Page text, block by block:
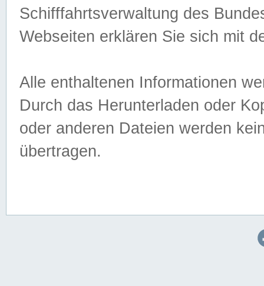
Schifffahrtsverwaltung des
Webseiten erklären Sie sich mit
Alle enthaltenen Informationen
Durch das Herunterladen oder
oder anderen Dateien werden
übertragen.